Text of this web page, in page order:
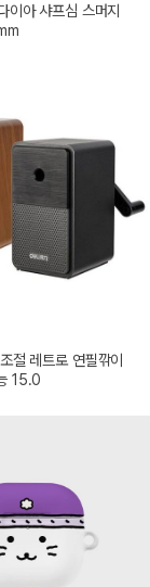
이아 샤프심 스머지
절 레트로 연필깎이
15.0